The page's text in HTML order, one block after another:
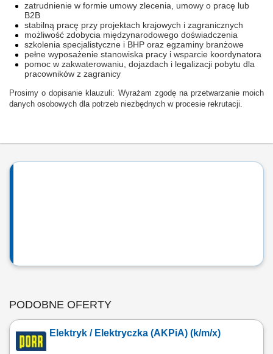
zatrudnienie w formie umowy zlecenia, umowy o pracę lub
B2B
stabilną pracę przy projektach krajowych i zagranicznych
możliwość zdobycia międzynarodowego doświadczenia
szkolenia specjalistyczne i BHP oraz egzaminy branżowe
pełne wyposażenie stanowiska pracy i wsparcie koordynatora
pomoc w zakwaterowaniu, dojazdach i legalizacji pobytu dla
pracowników z zagranicy
Prosimy o dopisanie klauzuli: Wyrażam zgodę na przetwarzanie moich
danych osobowych dla potrzeb niezbędnych w procesie rekrutacji.
PODOBNE OFERTY
Elektryk / Elektryczka (AKPiA) (k/m/x)